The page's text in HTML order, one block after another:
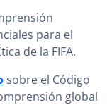
para el
de la FIFA.
sobre el Código
global